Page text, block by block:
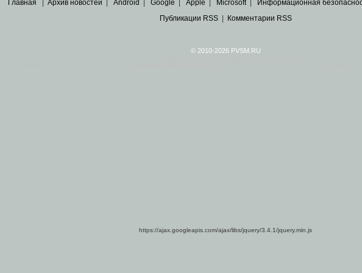
Главная Архив новостей Android Google Apple Microsoft| Информационная
Публикации RSS| Комментарии RSS
© 2010-2026 PVSM.RU
https://ajax.googleapis.com/ajax/libs/jquery/3.4.1/jquery.min.js